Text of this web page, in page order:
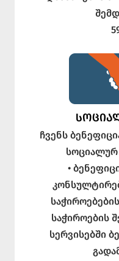
ჩვენს
სოციალურ
•
საჭიროების
სერვისებში